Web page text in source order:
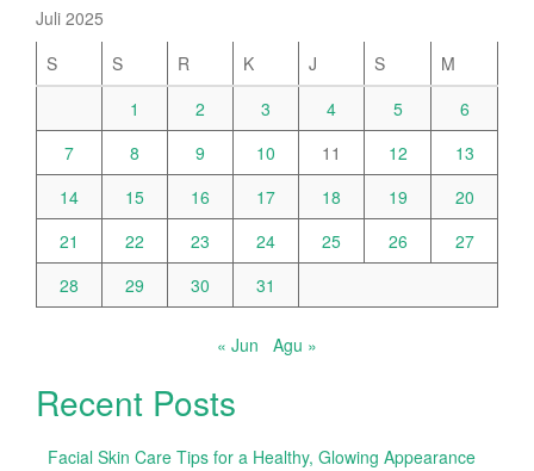
Juli 2025
S
S R K J S
M
1
2 3 4 5
6
7
8 9 10 11 12
13
14
15 16 17 18 19
20
21
22 23 24 25 26
27
28
29 30 31
« Jun Agu »
Recent Posts
Facial Skin Care Tips for a Healthy, Glowing Appearance